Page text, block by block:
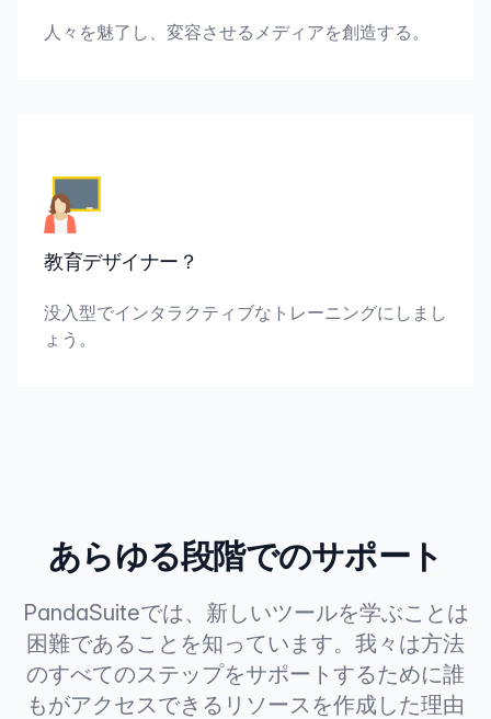
人々を魅了し、変容させるメディアを創造する。
教育デザイナー？
没入型でインタラクティブなトレーニングにしまし
ょう。
あらゆる段階でのサポート
PandaSuiteでは、新しいツールを学ぶことは
困難であることを知っています。我々は方法
のすべてのステップをサポートするために誰
もがアクセスできるリソースを作成した理由